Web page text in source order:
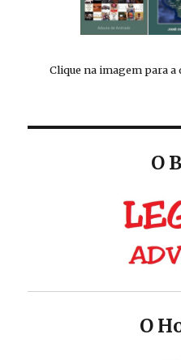
Clique na imagem para
O
O